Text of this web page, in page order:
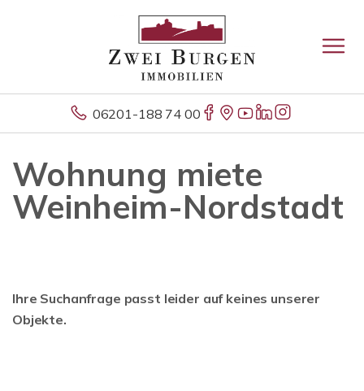
06201-188 74 00
Wohnung miete
Weinheim-Nordstadt
Ihre Suchanfrage passt leider auf keines unserer
Objekte.